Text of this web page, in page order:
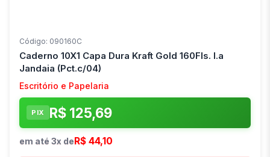
Código: 090160C
Caderno 10X1 Capa Dura Kraft Gold 160Fls. I.a
Jandaia (Pct.c/04)
Escritório e Papelaria
PIX R$ 125,69
em até 3x deR$ 44,10